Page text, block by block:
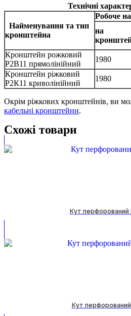
Технічні
Найменування та тип
кронштейна
Робоче
на
Кронштейн рожковий
Р2В11 прямолінійний
1980
Кронштейн ріжковий
Р2К11 криволінійний
1980
Окрім ріжкових кронштейнів, ви
кабельні кронштейни.
Схожі товари
Кут перфорований
Кут